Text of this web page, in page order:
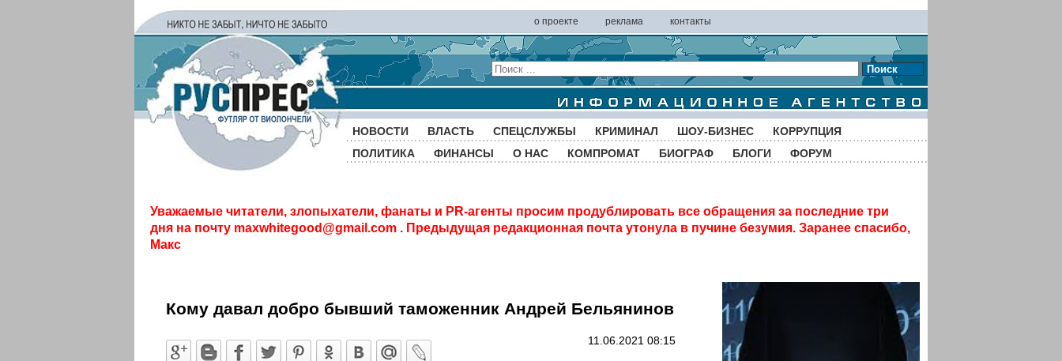
о проекте реклама контакты
Поиск
НОВОСТИ ВЛАСТЬ СПЕЦСЛУЖБЫ КРИМИНАЛ ШОУ-БИЗНЕС
КОРРУПЦИЯ
ПОЛИТИКА
ФИНАНСЫ О НАС КОМПРОМАТ БИОГРАФ БЛОГИ ФОРУМ
Уважаемые читатели, злопыхатели, фанаты и PR-агенты просим продублировать все обращения за последние три
дня на почту maxwhitegood@gmail.com . Предыдущая редакционная почта утонула в пучине безумия. Заранее спасибо,
Макс
Кому давал добро бывший таможенник Андрей Бельянинов
11.06.2021 08:15